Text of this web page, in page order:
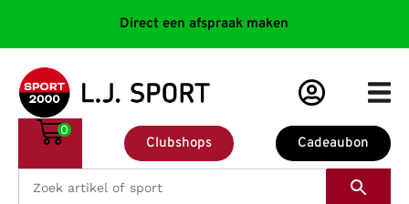
Direct een afspraak maken
Cadeaubon
Clubshops
0